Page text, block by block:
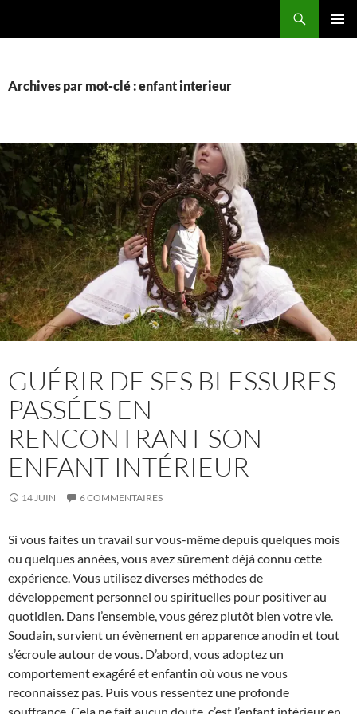
Archives par mot-clé : enfant interieur
GUÉRIR DE SES BLESSURES
PASSÉES EN
RENCONTRANT SON
ENFANT INTÉRIEUR
14 JUIN 6 COMMENTAIRES
Si vous faites un travail sur vous-même depuis quelques mois
ou quelques années, vous avez sûrement déjà connu cette
expérience. Vous utilisez diverses méthodes de
développement personnel ou spirituelles pour positiver au
quotidien. Dans l’ensemble, vous gérez plutôt bien votre vie.
Soudain, survient un évènement en apparence anodin et tout
s’écroule autour de vous. D’abord, vous adoptez un
comportement exagéré et enfantin où vous ne vous
reconnaissez pas. Puis vous ressentez une profonde